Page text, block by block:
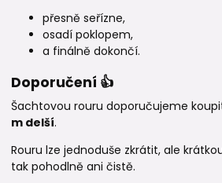
přesně seřízne,
osadí poklopem,
a finálně dokončí.
Doporučení 👍
Šachtovou rouru doporučujeme
m delší.
Rouru lze jednoduše zkrátit, ale
tak pohodlně ani čistě.